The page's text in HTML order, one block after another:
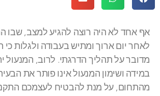
אף אחד לא היה רוצה להגיע למצב, שבו
לאחר יום ארוך ומתיש בעבודה ולגלות
מדובר על תהליך הדרגתי. לרוב, המנעול
במידה ושימון המנעול אינו פותר את
מהתחום, על מנת להבטיח לעצמכם התקנה